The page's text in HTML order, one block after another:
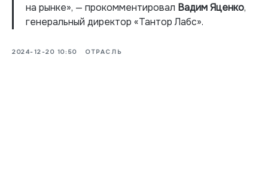
на рынке», — прокомментировал Вадим Яценко,
генеральный директор «Тантор Лабс».
2024-12-20 10:50 ОТРАСЛЬ